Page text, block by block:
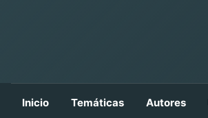
Inicio Temáticas Autores